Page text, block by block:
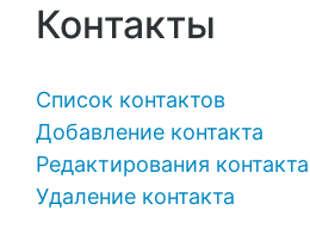
Контакты
Список контактов
Добавление контакта
Редактирования контакта
Удаление контакта